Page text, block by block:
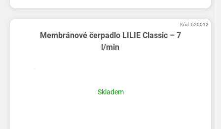
Membránové čerpadlo LILIE Classic – 7
l/min
Skladem
Kód:620012